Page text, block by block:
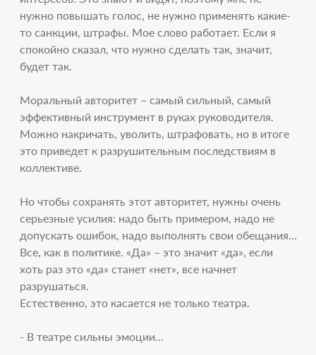
нужно повышать голос, не нужно применять какие-
то санкции, штрафы. Мое слово работает. Если я
спокойно сказал, что нужно сделать так, значит,
будет так.
Моральный авторитет – самый сильный, самый
эффективный инструмент в руках руководителя.
Можно накричать, уволить, штрафовать, но в итоге
это приведет к разрушительным последствиям в
коллективе.
Но чтобы сохранять этот авторитет, нужны очень
серьезные усилия: надо быть примером, надо не
допускать ошибок, надо выполнять свои обещания…
Все, как в политике. «Да» – это значит «да», если
хоть раз это «да» станет «нет», все начнет
разрушаться.
Естественно, это касается не только театра.
- В театре сильны эмоции…